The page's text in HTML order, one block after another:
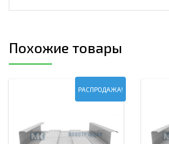
Похожие товары
РАСПРОДАЖА!